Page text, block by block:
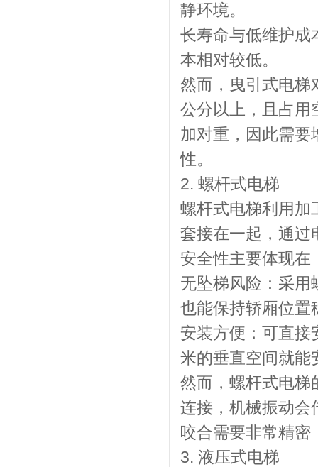
静环境。
长寿命与低维护成
本相对较低。
然而，曳引式电梯
公分以上，且占用
加对重，因此需要
性。
2. 螺杆式电梯
螺杆式电梯利用加
套接在一起，通过
安全性主要体现在
无坠梯风险：采用
也能保持轿厢位置
安装方便：可直接
米的垂直空间就能
然而，螺杆式电梯
连接，机械振动会
咬合需要非常精密
3. 液压式电梯